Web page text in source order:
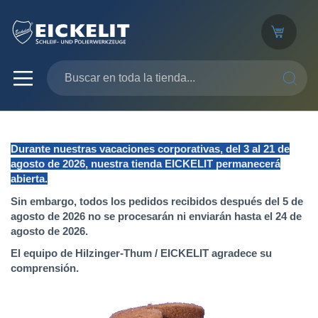
Durante nuestras vacaciones corporativas, del 3 al 21 de
agosto de 2026, nuestra tienda EICKELIT permanecerá
abierta.
Sin embargo, todos los pedidos recibidos después del 5 de
agosto de 2026 no se procesarán ni enviarán hasta el 24 de
agosto de 2026.
El equipo de Hilzinger-Thum / EICKELIT agradece su
comprensión.